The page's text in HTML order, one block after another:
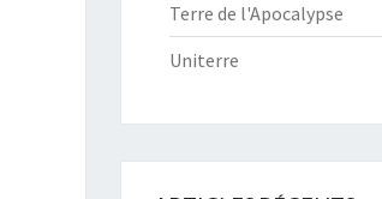
Terre de l'Apocalypse
Uniterre